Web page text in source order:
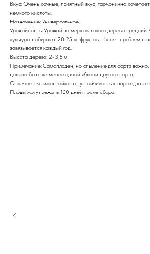
Вкус: Очень сочные, приятный вкус, гармонично
немного кислоты.
Назначение: Универсальное.
Урожайность: Урожай по меркам такого дерева средний.
культуры собирают 20-25 кг фруктов. Но нет проблем с
завязывается каждый год.
Высота дерева: 2-3,5 м
Примечание: Самоплоден, но опыление для сорта важно,
должно быть не менее одной яблони другого сорта;
Отмечается зимостойкость, устойчивость к парше, даже
Плоды могут лежать 120 дней после сбора.